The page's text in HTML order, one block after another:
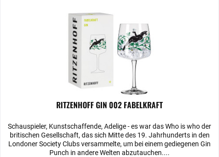
RITZENHOFF GIN 002 FABELKRAFT
Schauspieler, Kunstschaffende, Adelige ‐ es war das Who is who der
britischen Gesellschaft, das sich Mitte des 19. Jahrhunderts in den
Londoner Society Clubs versammelte, um bei einem gediegenen Gin
Punch in andere Welten abzutauchen....